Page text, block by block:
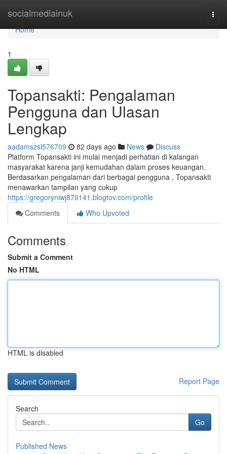
socialmediainuk
Home
Home
1
Topansakti: Pengalaman
Pengguna dan Ulasan
Lengkap
aadamszsl576709 82 days ago News
Discuss
Platform Topansakti ini mulai menjadi perhatian di kalangan
masyarakat karena janji kemudahan dalam proses keuangan.
Berdasarkan pengalaman dari berbagai pengguna , Topansakti
menawarkan tampilan yang cukup
https://gregoryniwj870141.blogtov.com/profile
Comments
Who Upvoted
Comments
Submit a Comment
No HTML
HTML is disabled
Report Page
Search
Go
Published News